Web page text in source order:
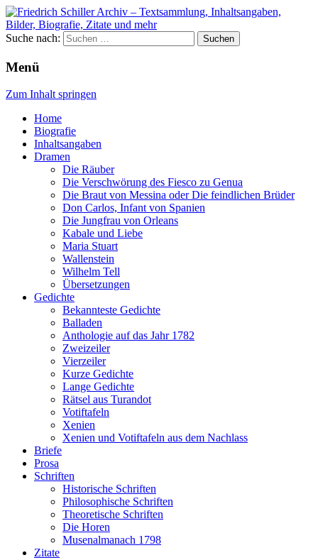
Suche nach:
Menü
Zum Inhalt springen
Home
Biografie
Inhaltsangaben
Dramen
Die Räuber
Die Verschwörung des Fiesco zu Genua
Die Braut von Messina oder Die feindlichen Brüder
Don Carlos, Infant von Spanien
Die Jungfrau von Orleans
Kabale und Liebe
Maria Stuart
Wallenstein
Wilhelm Tell
Übersetzungen
Gedichte
Bekannteste Gedichte
Balladen
Anthologie auf das Jahr 1782
Zweizeiler
Vierzeiler
Kurze Gedichte
Lange Gedichte
Rätsel aus Turandot
Votiftafeln
Xenien
Xenien und Votiftafeln aus dem Nachlass
Briefe
Prosa
Schriften
Historische Schriften
Philosophische Schriften
Theoretische Schriften
Die Horen
Musenalmanach 1798
Zitate